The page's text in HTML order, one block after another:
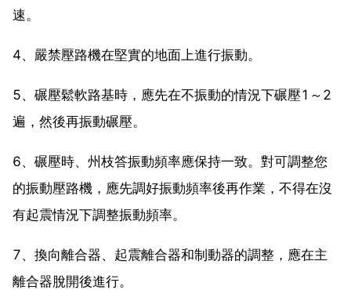
速。
4、嚴禁壓路機在堅實的地面上進行振動。
5、碾壓鬆軟路基時，應先在不振動的情況下碾壓1～2
遍，然後再振動碾壓。
6、碾壓時、州枝答振動頻率應保持一致。對可調整您
的振動壓路機，應先調好振動頻率後再作業，不得在沒
有起震情況下調整振動頻率。
7、換向離合器、起震離合器和制動器的調整，應在主
離合器脫開後進行。